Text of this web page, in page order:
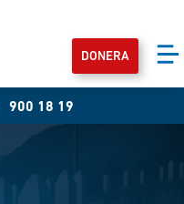
DONERA
900 18 19